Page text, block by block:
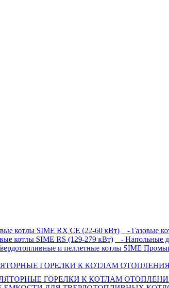
котлы SIME RX CE (22-60 кВт) - Газовые
котлы SIME RS (129-279 кВт) - Напольные
и пеллетные котлы SIME
ГОРЕЛКИ К КОТЛАМ